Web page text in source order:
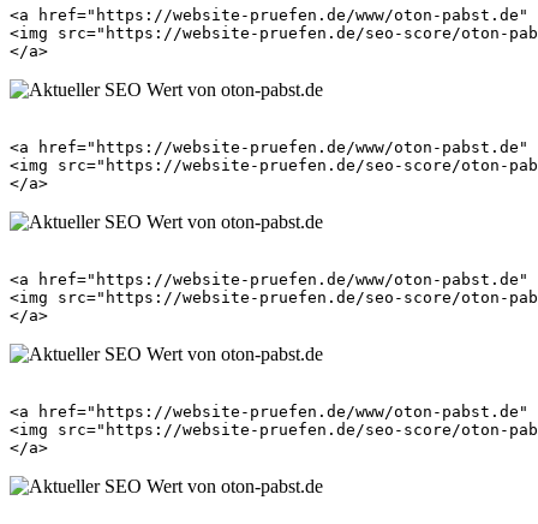
<a href="https://website-pruefen.de/www/oton-
<img src="https://website-pruefen.de/seo-score/oton-
<a href="https://website-pruefen.de/www/oton-
<img src="https://website-pruefen.de/seo-score/oton-
<a href="https://website-pruefen.de/www/oton-
<img src="https://website-pruefen.de/seo-score/oton-
<a href="https://website-pruefen.de/www/oton-
<img src="https://website-pruefen.de/seo-score/oton-